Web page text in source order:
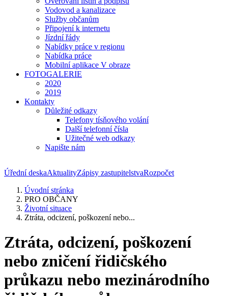
Vodovod a kanalizace
Služby občanům
Připojení k internetu
Jízdní řády
Nabídky práce v regionu
Nabídka práce
Mobilní aplikace V obraze
FOTOGALERIE
2020
2019
Kontakty
Důležité odkazy
Telefony tísňového volání
Další telefonní čísla
Užitečné web odkazy
Napište nám
Úřední deskaAktualityZápisy zastupitelstvaRozpočet
Úvodní stránka
PRO OBČANY
Životní situace
Ztráta, odcizení, poškození nebo...
Ztráta, odcizení, poškození
nebo zničení řidičského
průkazu nebo mezinárodního